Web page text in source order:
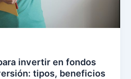
invertir en fondos
tipos, beneficios